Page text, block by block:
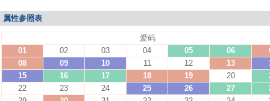
属性参照表
爱码
01
02 03 04 05 06
08
09 10 11 12 13
15
16 17 18 19 20
22
23 24 25 26 27